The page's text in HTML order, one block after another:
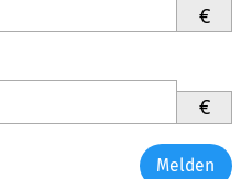
€
€
Melden